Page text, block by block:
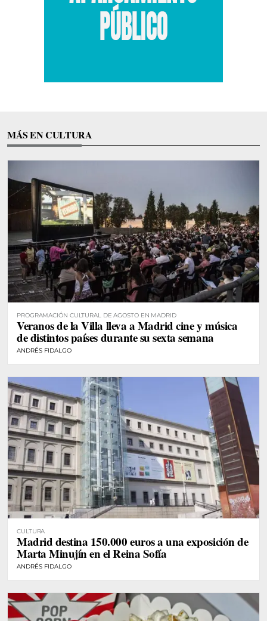
MÁS EN CULTURA
PROGRAMACIÓN CULTURAL DE AGOSTO EN MADRID
Veranos de la Villa lleva a Madrid cine y música
de distintos países durante su sexta semana
ANDRÉS FIDALGO
CULTURA
Madrid destina 150.000 euros a una exposición de
Marta Minujín en el Reina Sofía
ANDRÉS FIDALGO